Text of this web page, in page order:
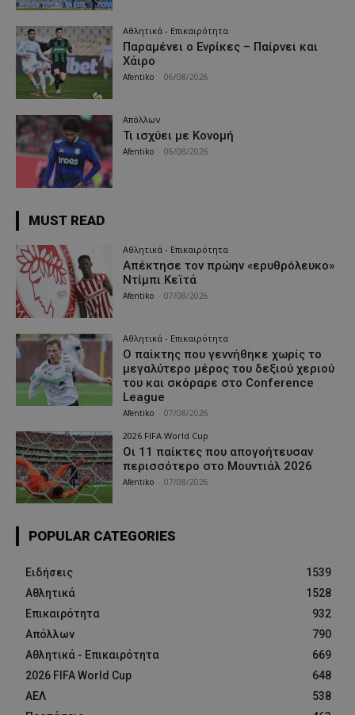
Αθλητικά - Επικαιρότητα
Παραμένει ο Ενρίκες – Παίρνει και
Χάιρο
Afentiko 06/08/2026
Απόλλων
Τι ισχύει με Κονομή
Afentiko 06/08/2026
MUST READ
Αθλητικά - Επικαιρότητα
Απέκτησε τον πρώην «ερυθρόλευκο»
Ντίμπι Κεϊτά
Afentiko 07/08/2026
Αθλητικά - Επικαιρότητα
Ο παίκτης που γεννήθηκε χωρίς το
μεγαλύτερο μέρος του δεξιού χεριού
του και σκόραρε στο Conference
League
Afentiko 07/08/2026
2026 FIFA World Cup
Οι 11 παίκτες που απογοήτευσαν
περισσότερο στο Μουντιάλ 2026
Afentiko 07/08/2026
POPULAR CATEGORIES
Ειδήσεις
1539
Αθλητικά
1528
Επικαιρότητα
932
Απόλλων
790
Αθλητικά - Επικαιρότητα
669
2026 FIFA World Cup
648
ΑΕΛ
538